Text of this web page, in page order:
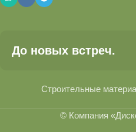
До новых встреч.
Строительные
© Компания